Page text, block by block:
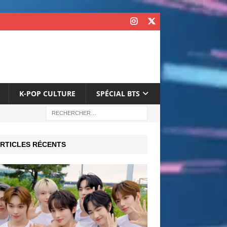
K-POP CULTURE SPÉCIAL BTS
RÉCENTS